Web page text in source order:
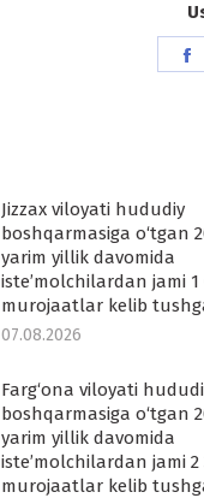
Jizzax viloyati hududiy
boshqarmasiga o‘tgan
yarim yillik davomida
iste’molchilardan jami 1
murojaatlar kelib
07.08.2026
Farg‘ona viloyati
boshqarmasiga o‘tgan
yarim yillik davomida
iste’molchilardan jami 2
murojaatlar kelib